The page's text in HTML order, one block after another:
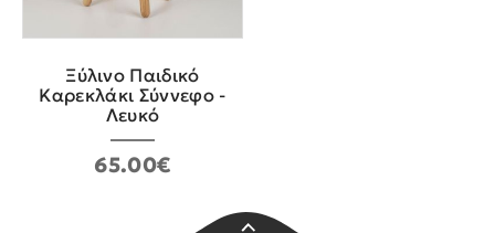
Ξύλινο Παιδικό
Καρεκλάκι Σύννεφο -
Λευκό
65.00€